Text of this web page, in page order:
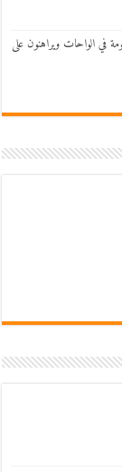
في الواحات ويراهنون على